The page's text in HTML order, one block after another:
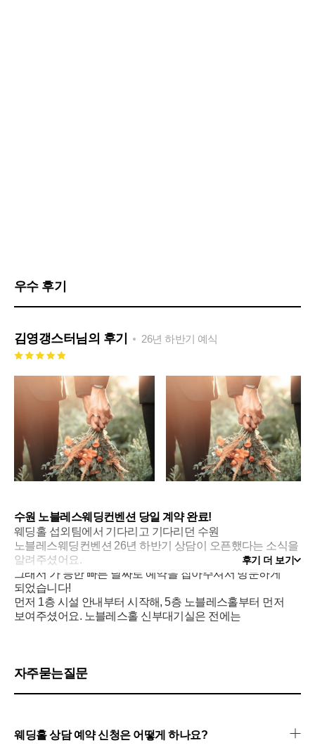
우수 후기
김영갱스터 님의 후기 26년 하반기 예식
수원 노블레스웨딩컨벤션 당일 계약 완료!
웨딩홀 섭외팀에서 기다리고 기다리던 수원
노블레스웨딩컨벤션 26년 하반기 상담이 오픈했다는 소식을
알려주셨어요.
그래서 가 능한 빠른 날짜로 예약을 잡아주셔서 방문하게
되었습니다!
먼저 1층 시설 안내부터 시작해, 5층 노블레스홀부터 먼저
보여주셨어요. 노블레스홀 신부대기실은 전에는
틀어주시고,
느껴져서 7층 컨벤션홀도 함께 확인해보았는데,
신부대기실부터 분위기가 너무 달라서 좋았어요 ᄒᄒᄒ
후기 더 보기
자주묻는질문
웨딩홀 상담 예약 신청은 어떻게 하나요?